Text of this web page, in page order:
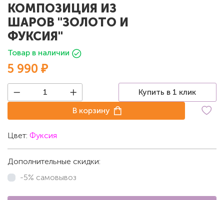
КОМПОЗИЦИЯ ИЗ
ШАРОВ "ЗОЛОТО И
ФУКСИЯ"
Товар в наличии
5 990 ₽
Купить в 1 клик
В корзину
Цвет: Фуксия
Дополнительные скидки:
-5% самовывоз